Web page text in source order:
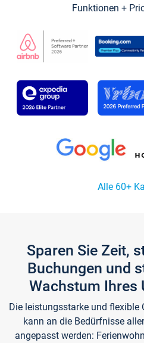
Funktionen +
Alle 60+
Sparen Sie Zeit,
Buchungen und
Wachstum Ihres
Die leistungsstarke und flexible
kann an die Bedürfnisse
angepasst werden: